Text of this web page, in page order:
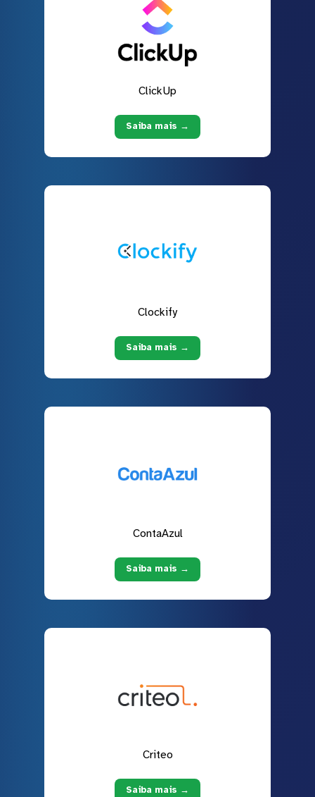
ClickUp
Saiba mais →
Clockify
Saiba mais →
ContaAzul
Saiba mais →
Criteo
Saiba mais →